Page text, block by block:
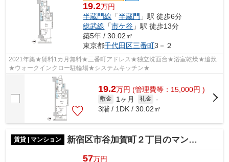
19.2万円
半蔵門線 「半蔵門 」駅 徒歩6分
総武線 「市ケ谷 」駅 徒歩13分
築5年 / 30.02㎡
東京都千代田区三番町3－２
2021年築★賃料1カ月無料★三番町アドレス★独立洗面台★浴室乾燥★追炊
★ウォークインクロー駐輪場★システムキッチン★
19.2万円 (管理費等：15,000円 )
敷金 1ヶ月 礼金 -
3階 / 1DK / 30.02㎡
賃貸 | マンション 新宿区市谷加賀町２丁目のマンション
57万円